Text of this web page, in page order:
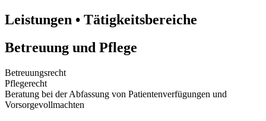
Leistungen • Tätigkeitsbereiche
Betreuung und Pflege
Betreuungsrecht
Pflegerecht
Beratung bei der Abfassung von Patientenverfügungen und
Vorsorgevollmachten